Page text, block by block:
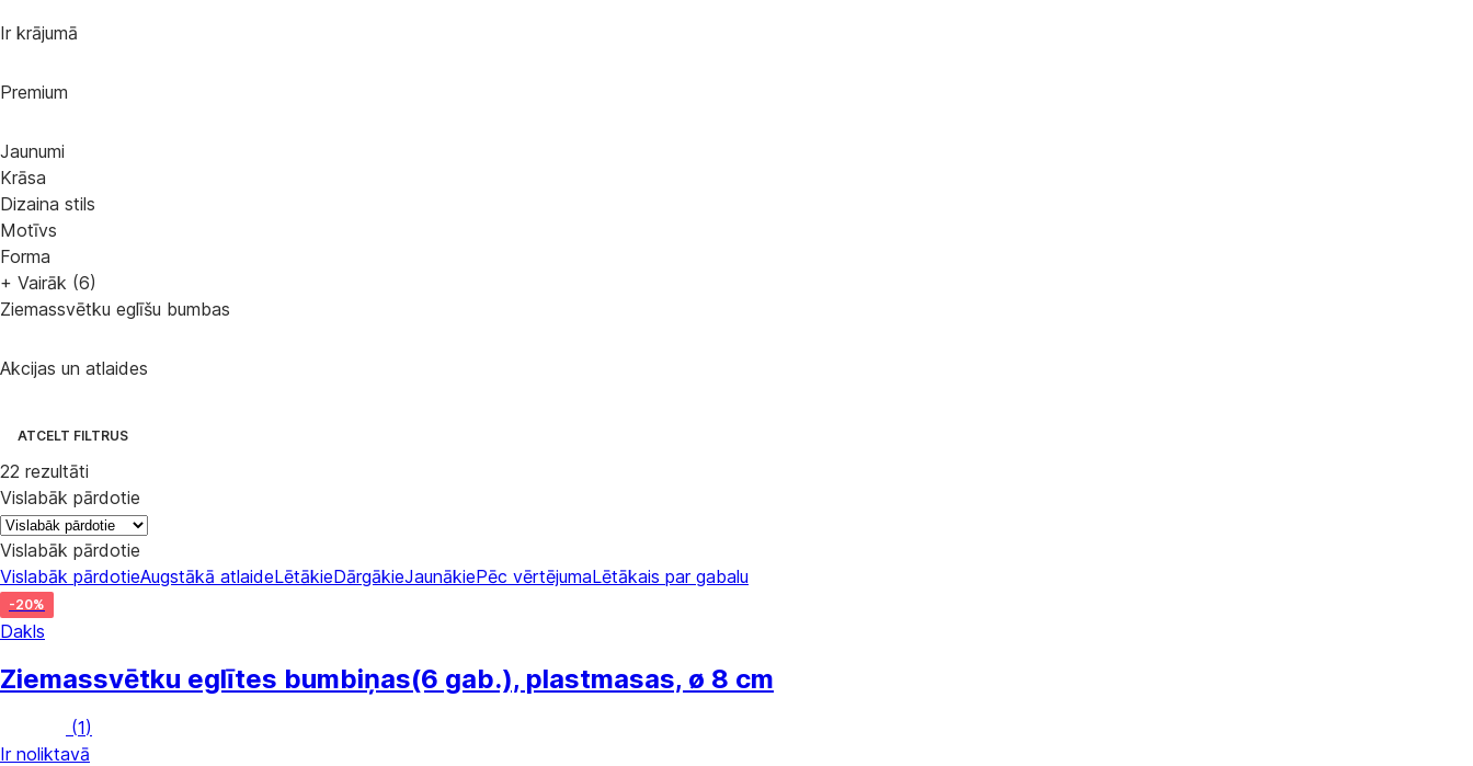
Ir krājumā
Premium
Jaunumi
Krāsa
Dizaina stils
Motīvs
Forma
+ Vairāk (6)
Ziemassvētku eglīšu bumbas
Akcijas un atlaides
ATCELT FILTRUS
22 rezultāti
Vislabāk pārdotie
Vislabāk pārdotie
Vislabāk pārdotieAugstākā atlaideLētākieDārgākieJaunākiePēc vērtējumaLētākais par gabalu
-20%
Dakls
Ziemassvētku eglītes bumbiņas(6 gab.), plastmasas, ø 8 cm
(1)
Ir noliktavā